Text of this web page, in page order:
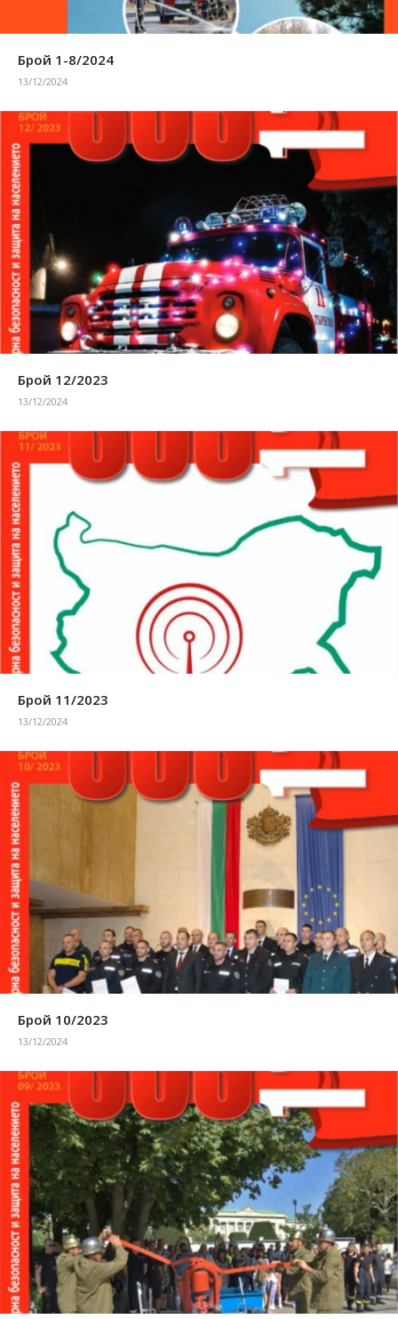
Брой 1-8/2024
13/12/2024
Брой 12/2023
13/12/2024
Брой 11/2023
13/12/2024
Брой 10/2023
13/12/2024